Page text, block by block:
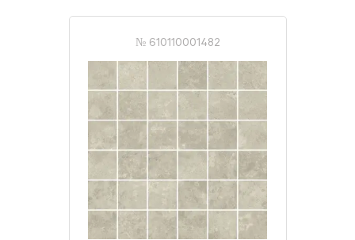
№ 610110001482